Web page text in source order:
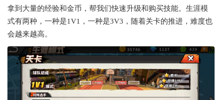
拿到大量的经验和金币，帮我们快速升级和购买技能。生涯模
式有两种，一种是1V1，一种是3V3，随着关卡的推进，难度也
会越来越高。